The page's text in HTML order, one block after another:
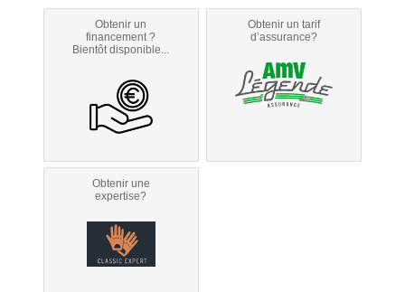
Obtenir un
financement ?
Bientôt disponible...
Obtenir un tarif
d’assurance?
Obtenir une
expertise?